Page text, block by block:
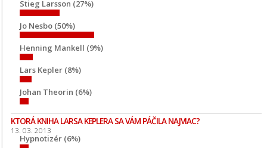
Stieg Larsson (27%)
Jo Nesbo (50%)
Henning Mankell (9%)
Lars Kepler (8%)
Johan Theorin (6%)
KTORÁ KNIHA LARSA KEPLERA SA VÁM PÁČILA NAJVIAC?
13. 03. 2013
Hypnotizér (6%)